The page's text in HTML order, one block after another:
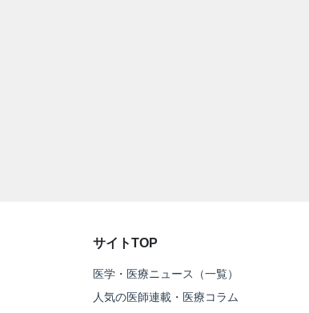
サイトTOP
医学・医療ニュース（一覧）
人気の医師連載・医療コラム